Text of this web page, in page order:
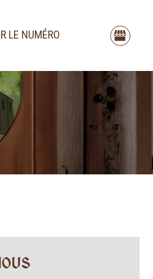
LE NUMÉRO
?